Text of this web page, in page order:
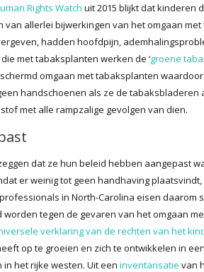
Rights Watch uit 2015 blijkt dat kinderen
van allerlei bijwerkingen van het omgaan
hadden hoofdpijn,
met tabaksplanten werken de ‘groene
omgaan met tabaksplanten
handschoenen als ze de tabaksbladeren
met alle rampzalige gevolgen van dien.
dat ze hun beleid hebben aangepast
er weinig tot geen handhaving
in North-Carolina eisen daarom
tegen de gevaren van het omgaan
verklaring van de rechten van het
op te groeien en zich te ontwikkelen in
het rijke westen. Uit een inventarisatie van